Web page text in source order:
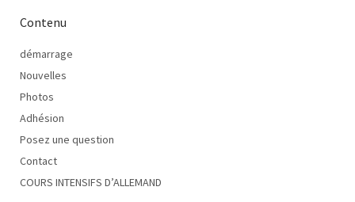
Contenu
démarrage
Nouvelles
Photos
Adhésion
Posez une question
Contact
COURS INTENSIFS D’ALLEMAND